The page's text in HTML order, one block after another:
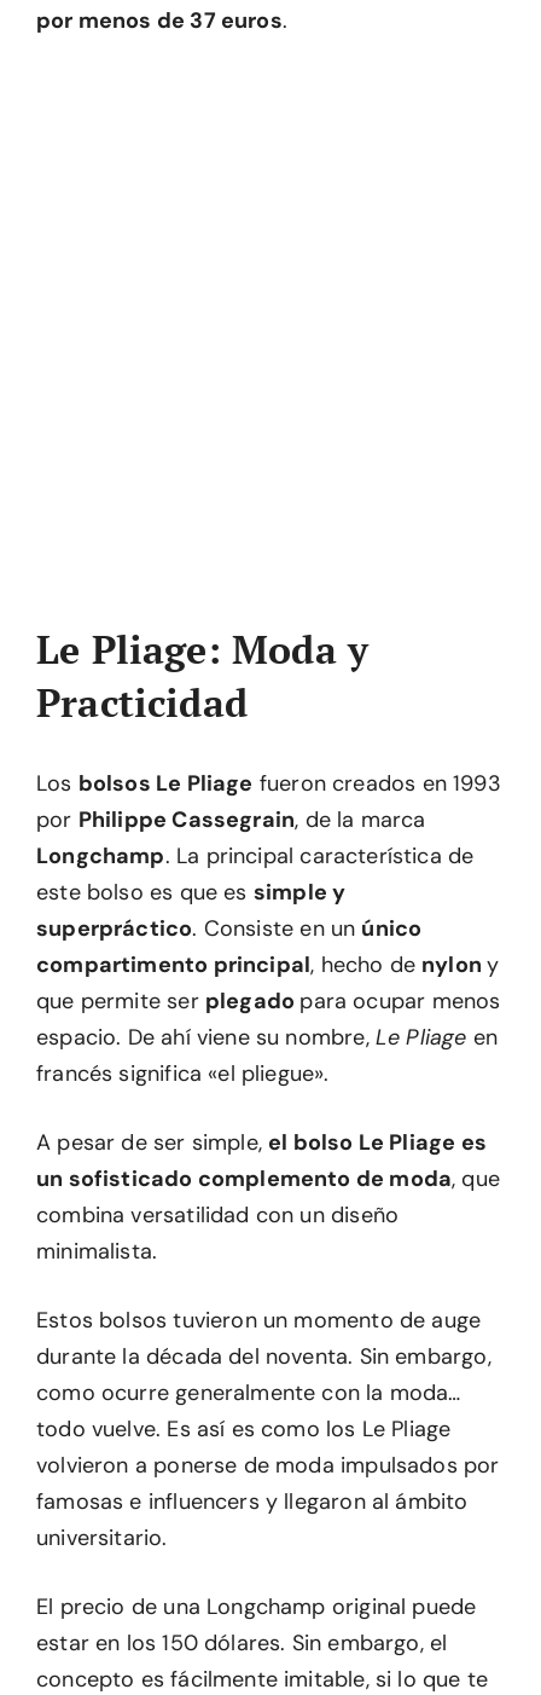
por menos de 37 euros.
Le Pliage: Moda y
Practicidad
Los bolsos Le Pliage fueron creados en 1993
por Philippe Cassegrain, de la marca
Longchamp. La principal característica de
este bolso es que es simple y
superpráctico. Consiste en un único
compartimento principal, hecho de nylony
que permite ser plegado para ocupar menos
espacio. De ahí viene su nombre, Le Pliage en
francés significa «el pliegue».
A pesar de ser simple, el bolso Le Pliage es
un sofisticado complemento de moda, que
combina versatilidad con un diseño
minimalista.
Estos bolsos tuvieron un momento de auge
durante la década del noventa. Sin embargo,
como ocurre generalmente con la moda…
todo vuelve. Es así es como los Le Pliage
volvieron a ponerse de moda impulsados por
famosas e influencers y llegaron al ámbito
universitario.
El precio de una Longchamp original puede
estar en los 150 dólares. Sin embargo, el
concepto es fácilmente imitable, si lo que te